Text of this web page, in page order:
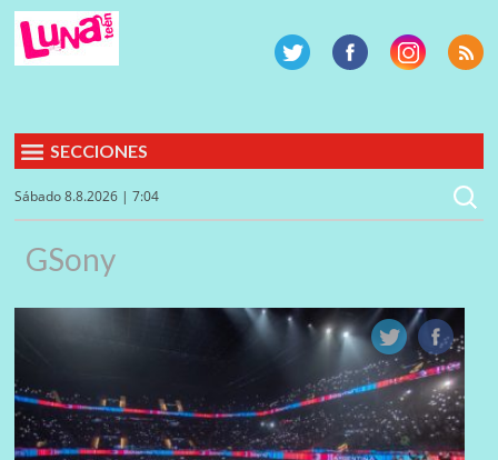
SECCIONES
Sábado 8.8.2026 | 7:04
GSony